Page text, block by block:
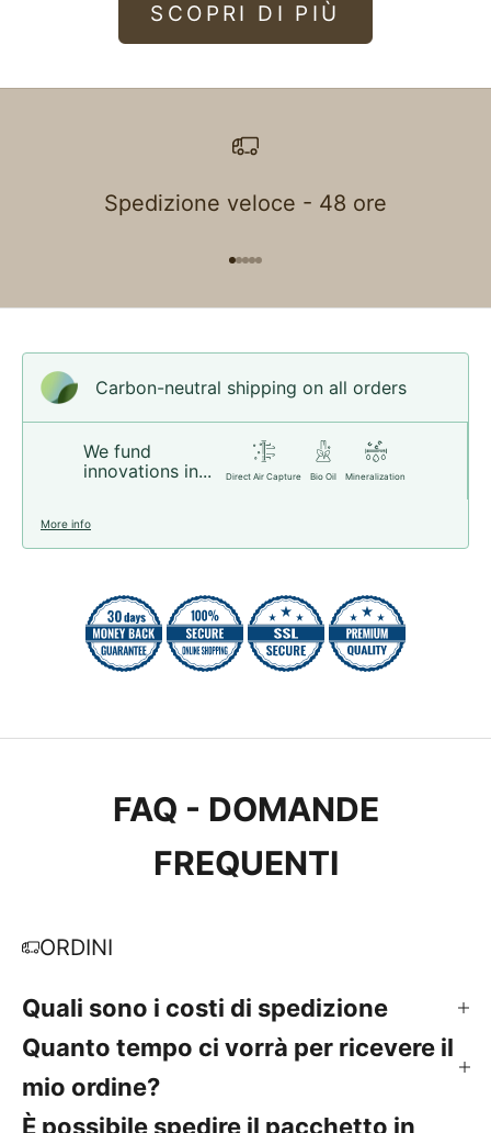
SCOPRI DI PIÙ
Spedizione veloce - 48 ore
Carbon-neutral shipping on all orders
We fund
innovations in...
Direct Air Capture Bio Oil Mineralization
More info
FAQ - DOMANDE
FREQUENTI
ORDINI
Quali sono i costi di spedizione
Quanto tempo ci vorrà per ricevere il
mio ordine?
È possibile spedire il pacchetto in